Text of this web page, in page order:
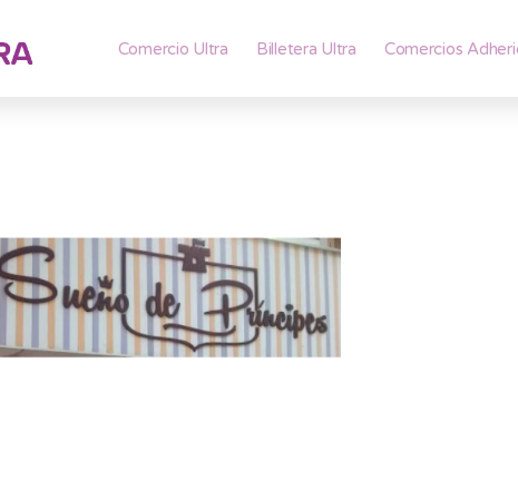
Comercio Ultra Billetera Ultra Comercios